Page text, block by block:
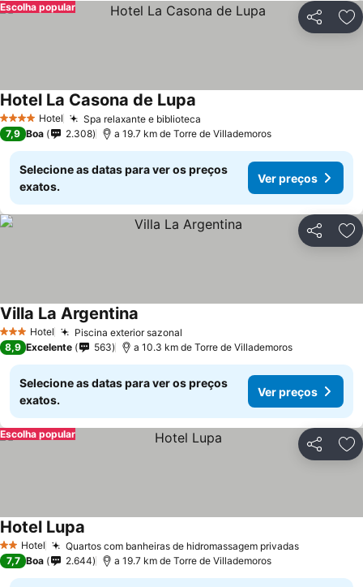
Partilhar
Escolha popular
4 EstrelasHotel Spa relaxante e biblioteca
Hotel La Casona de Lupa
7,9 Boa 2.308 a 19.7 km de Torre de Villademoros
Selecione as datas para ver os preços
exatos.
Ver preços
Partilhar
3 EstrelasHotel Piscina exterior sazonal
Villa La Argentina
8,9 Excelente 563 a 10.3 km de Torre de Villademoros
Selecione as datas para ver os preços
exatos.
Ver preços
Partilhar
Escolha popular
2 Estrelas
Hotel Quartos com banheiras de hidromassagem privadas
Hotel Lupa
7,7 Boa 2.644 a 19.7 km de Torre de Villademoros